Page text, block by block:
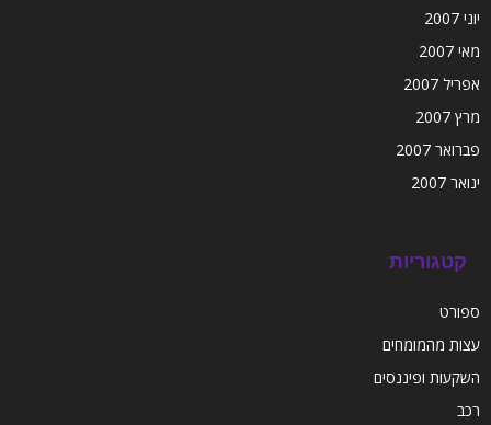
יוני 2007
מאי 2007
אפריל 2007
מרץ 2007
פברואר 2007
ינואר 2007
קטגוריות
ספורט
עצות מהמומחים
השקעות ופיננסים
רכב